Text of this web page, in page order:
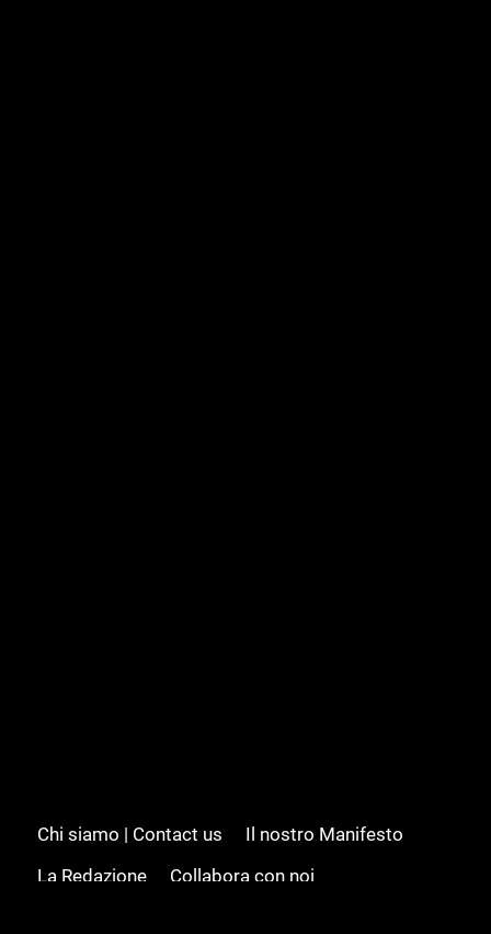
Chi siamo | Contact us
Il nostro Manifesto
La Redazione
Collabora con noi